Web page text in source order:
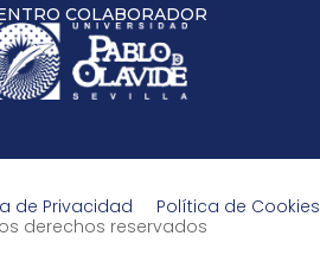
COLABORADOR
de Privacidad Política de Cookies
derechos reservados